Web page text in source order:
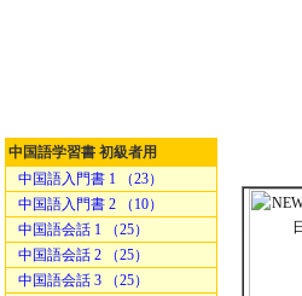
中国語学習書 初級者用
中国語入門書 1 （23）
中国語入門書 2 （10）
中国語会話 1 （25）
中国語会話 2 （25）
中国語会話 3 （25）